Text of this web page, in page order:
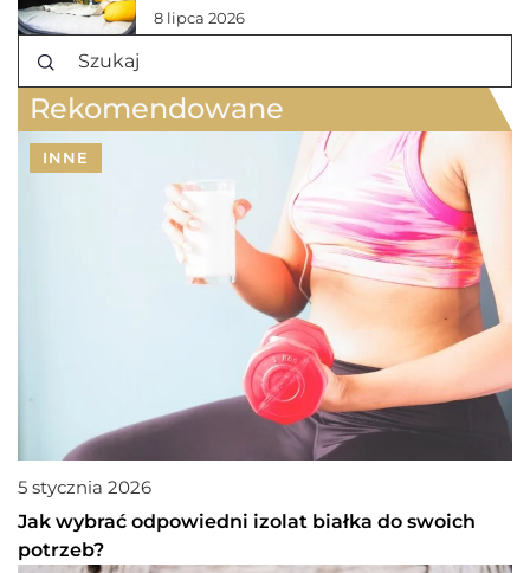
8 lipca 2026
Rekomendowane
INNE
5 stycznia 2026
Jak wybrać odpowiedni izolat białka do swoich
potrzeb?